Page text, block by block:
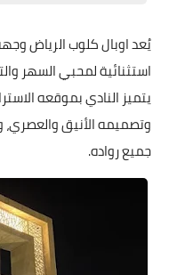
يُعد اوبال كلوب الرياض
استثنائية لمحبي السهر
يتميز النادي بموقعه
وتصميمه الأنيق والعصري،
جميع رواده.